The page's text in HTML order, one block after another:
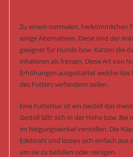
Zu einem normalen, herkömmlichen
einige Alternativen. Diese sind der
geeignet für Hunde bzw. Katzen die
inhalieren als fressen. Diese Art von
Erhöhungen ausgestattet welche das
des Futters verhindern sollen.
Eine Futterbar ist ein Gestell das
Gestell läßt sich in der Höhe bzw. Bei
im Neigungswinkel verstellen. Die
Edelstahl und lassen sich einfach
um sie zu befüllen oder reinigen.